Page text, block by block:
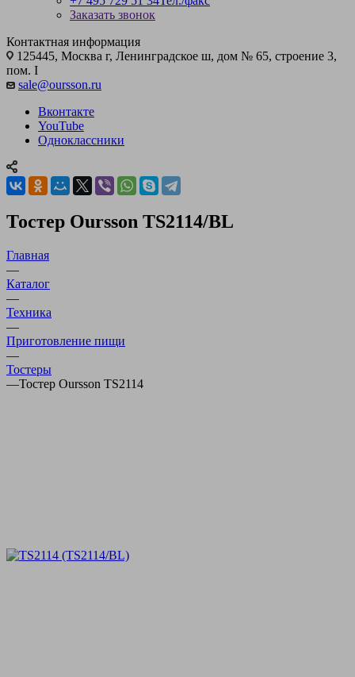
Заказать звонок
Контактная информация
125445, Москва г, Ленинградское ш, дом № 65, строение 3,
пом. I
sale@oursson.ru
Вконтакте
YouTube
Одноклассники
Тостер Oursson TS2114/BL
Главная
—
Каталог
—
Техника
—
Приготовление пищи
—
Тостеры
—Тостер Oursson TS2114